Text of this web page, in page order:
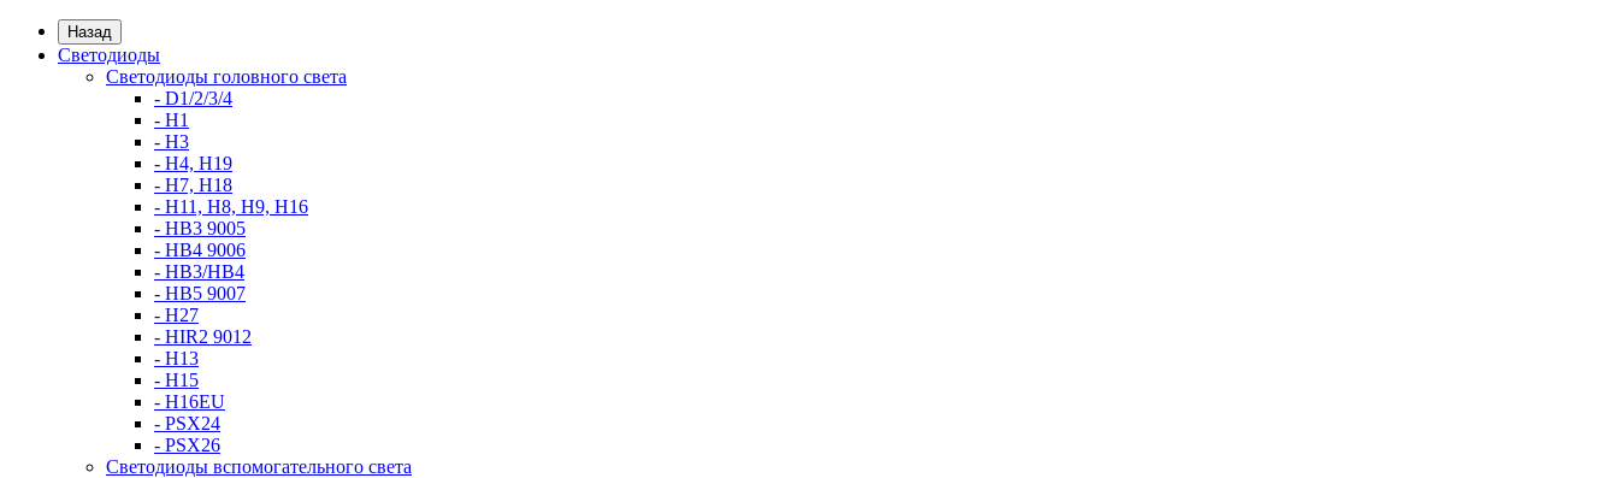
Назад
Светодиоды
Светодиоды головного света
- D1/2/3/4
- H1
- H3
- H4, H19
- H7, H18
- H11, H8, H9, H16
- HB3 9005
- HB4 9006
- HB3/HB4
- HB5 9007
- H27
- HIR2 9012
- H13
- H15
- H16EU
- PSX24
- PSX26
Светодиоды вспомогательного света